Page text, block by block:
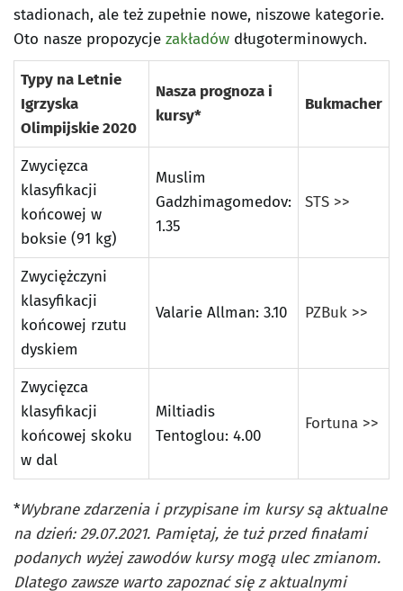
stadionach, ale też zupełnie nowe, niszowe kategorie.
Oto nasze propozycje zakładów długoterminowych.
Typy na Letnie
Igrzyska
Olimpijskie 2020
Nasza prognoza i
kursy*
Bukmacher
Zwycięzca
klasyfikacji
końcowej w
boksie (91 kg)
Muslim
Gadzhimagomedov:
1.35
STS >>
Zwyciężczyni
klasyfikacji
końcowej rzutu
dyskiem
Valarie Allman: 3.10 PZBuk >>
Zwycięzca
klasyfikacji
końcowej skoku
w dal
Miltiadis
Tentoglou: 4.00
Fortuna >>
*Wybrane zdarzenia i przypisane im kursy są aktualne
na dzień: 29.07.2021. Pamiętaj, że tuż przed finałami
podanych wyżej zawodów kursy mogą ulec zmianom.
Dlatego zawsze warto zapoznać się z aktualnymi